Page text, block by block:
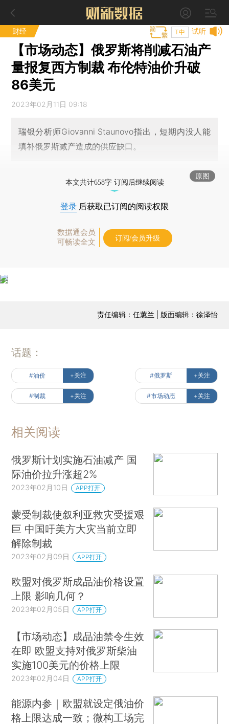
财经 试听
T中
【市场动态】俄罗斯将削减石油产
量报复西方制裁 布伦特油价升破
86美元
2023年02月11日 09:18
瑞银分析师Giovanni Staunovo指出，短期内没人能
填补俄罗斯减产造成的供应缺口。
原图
本文共计658字 订阅后继续阅读
登录 后获取已订阅的阅读权限
数据通会员
可畅读全文
订阅/会员升级
责任编辑：任蕙兰 | 版面编辑：徐泽怡
话题：
#油价 +关注 #俄罗斯 +关注
#制裁 +关注 #市场动态 +关注
相关阅读
俄罗斯计划实施石油减产 国
际油价拉升涨超2%
2023年02月10日 APP打开
蒙受制裁使叙利亚救灾受援艰
巨 中国吁美方大灾当前立即
解除制裁
2023年02月09日 APP打开
欧盟对俄罗斯成品油价格设置
上限 影响几何？
2023年02月05日 APP打开
【市场动态】成品油禁令生效
在即 欧盟支持对俄罗斯柴油
实施100美元的价格上限
2023年02月04日 APP打开
能源内参｜欧盟就设定俄油价
格上限达成一致；微构工场完